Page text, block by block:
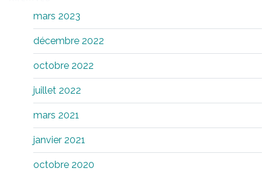
mars 2023
décembre 2022
octobre 2022
juillet 2022
mars 2021
janvier 2021
octobre 2020